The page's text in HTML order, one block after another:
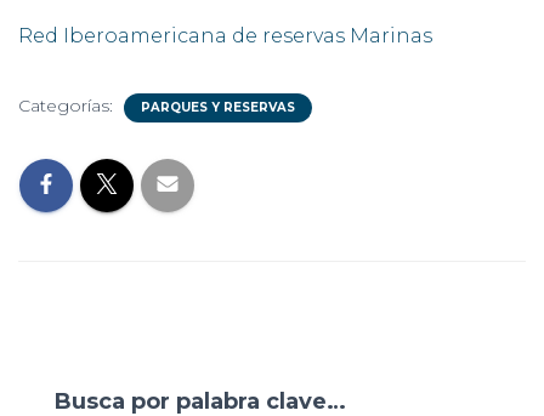
Red Iberoamericana de reservas Marinas
Categorías: PARQUES Y RESERVAS
Busca por palabra clave…